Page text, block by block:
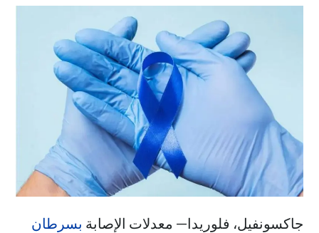
جاكسونفيل، فلوريدا— معدلات الإصابة بسرطان